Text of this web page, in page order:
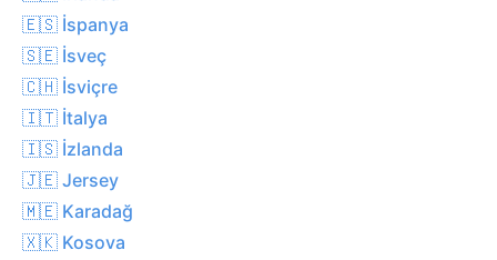
🇪🇸 İspanya
🇸🇪 İsveç
🇨🇭 İsviçre
🇮🇹 İtalya
🇮🇸 İzlanda
🇯🇪 Jersey
🇲🇪 Karadağ
🇽🇰 Kosova